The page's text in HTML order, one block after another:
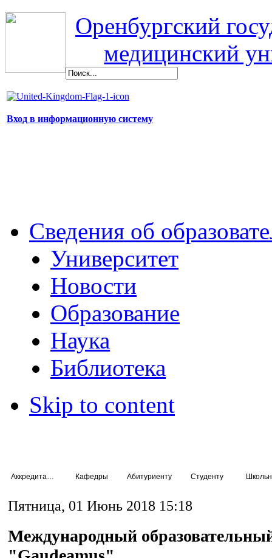
Оренбургский
медицинский
Вход в информационную систему
Сведения об
Университет
Новости
Образование
Наука
Библиотека
Skip to content
Кафедры Абитуриенту Студенту
Пятница, 01 Июнь 2018 15:18
Международный